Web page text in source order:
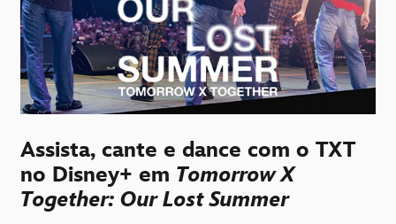
Assista, cante e dance com o TXT
no Disney+ em Tomorrow X
Together: Our Lost Summer